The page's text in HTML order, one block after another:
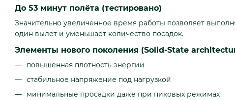
До 53 минут полёта (тестировано)
Значительно увеличенное время работы позволяет
один вылет и уменьшает количество посадок.
Элементы нового поколения (Solid-State
повышенная плотность энергии
стабильное напряжение под нагрузкой
минимальные просадки даже при пиковых режимах